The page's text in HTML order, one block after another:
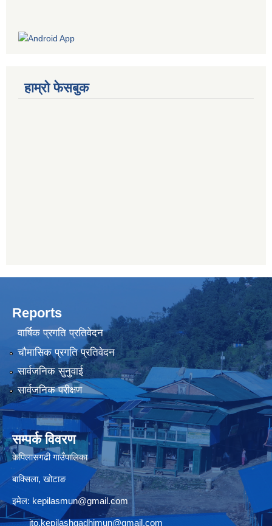
हाम्रो फेसबुक
Reports
वार्षिक प्रगति प्रतिवेदन
चौमासिक प्रगति प्रतिवेदन
सार्वजनिक सुनुवाई
सार्वजनिक परीक्षण
सम्पर्क विवरण
केपिलासगढी गाउँपालिका
बाक्सिला, खोटाङ
इमेल: kepilasmun@gmail.com
ito.kepilashgadhimun@gmail.com